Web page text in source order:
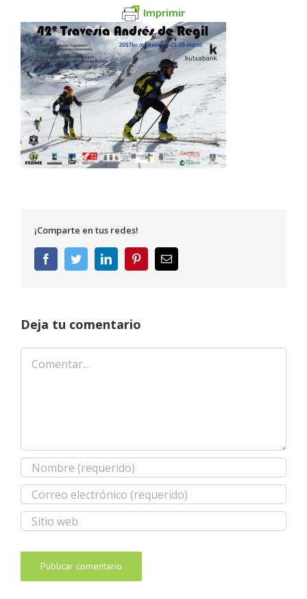
Imprimir
¡Comparte en tus redes!
FacebookTwitterLinkedInPinterestCorreo
electrónico
Deja tu comentario
Comentar